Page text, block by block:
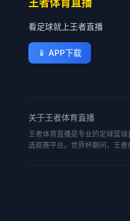
王者体育直播
看足球就上王者直播
📱 APP下载
关于王者体育直播
王者体育直播是专业的足球篮
选观赛平台。世界杯期间，王者